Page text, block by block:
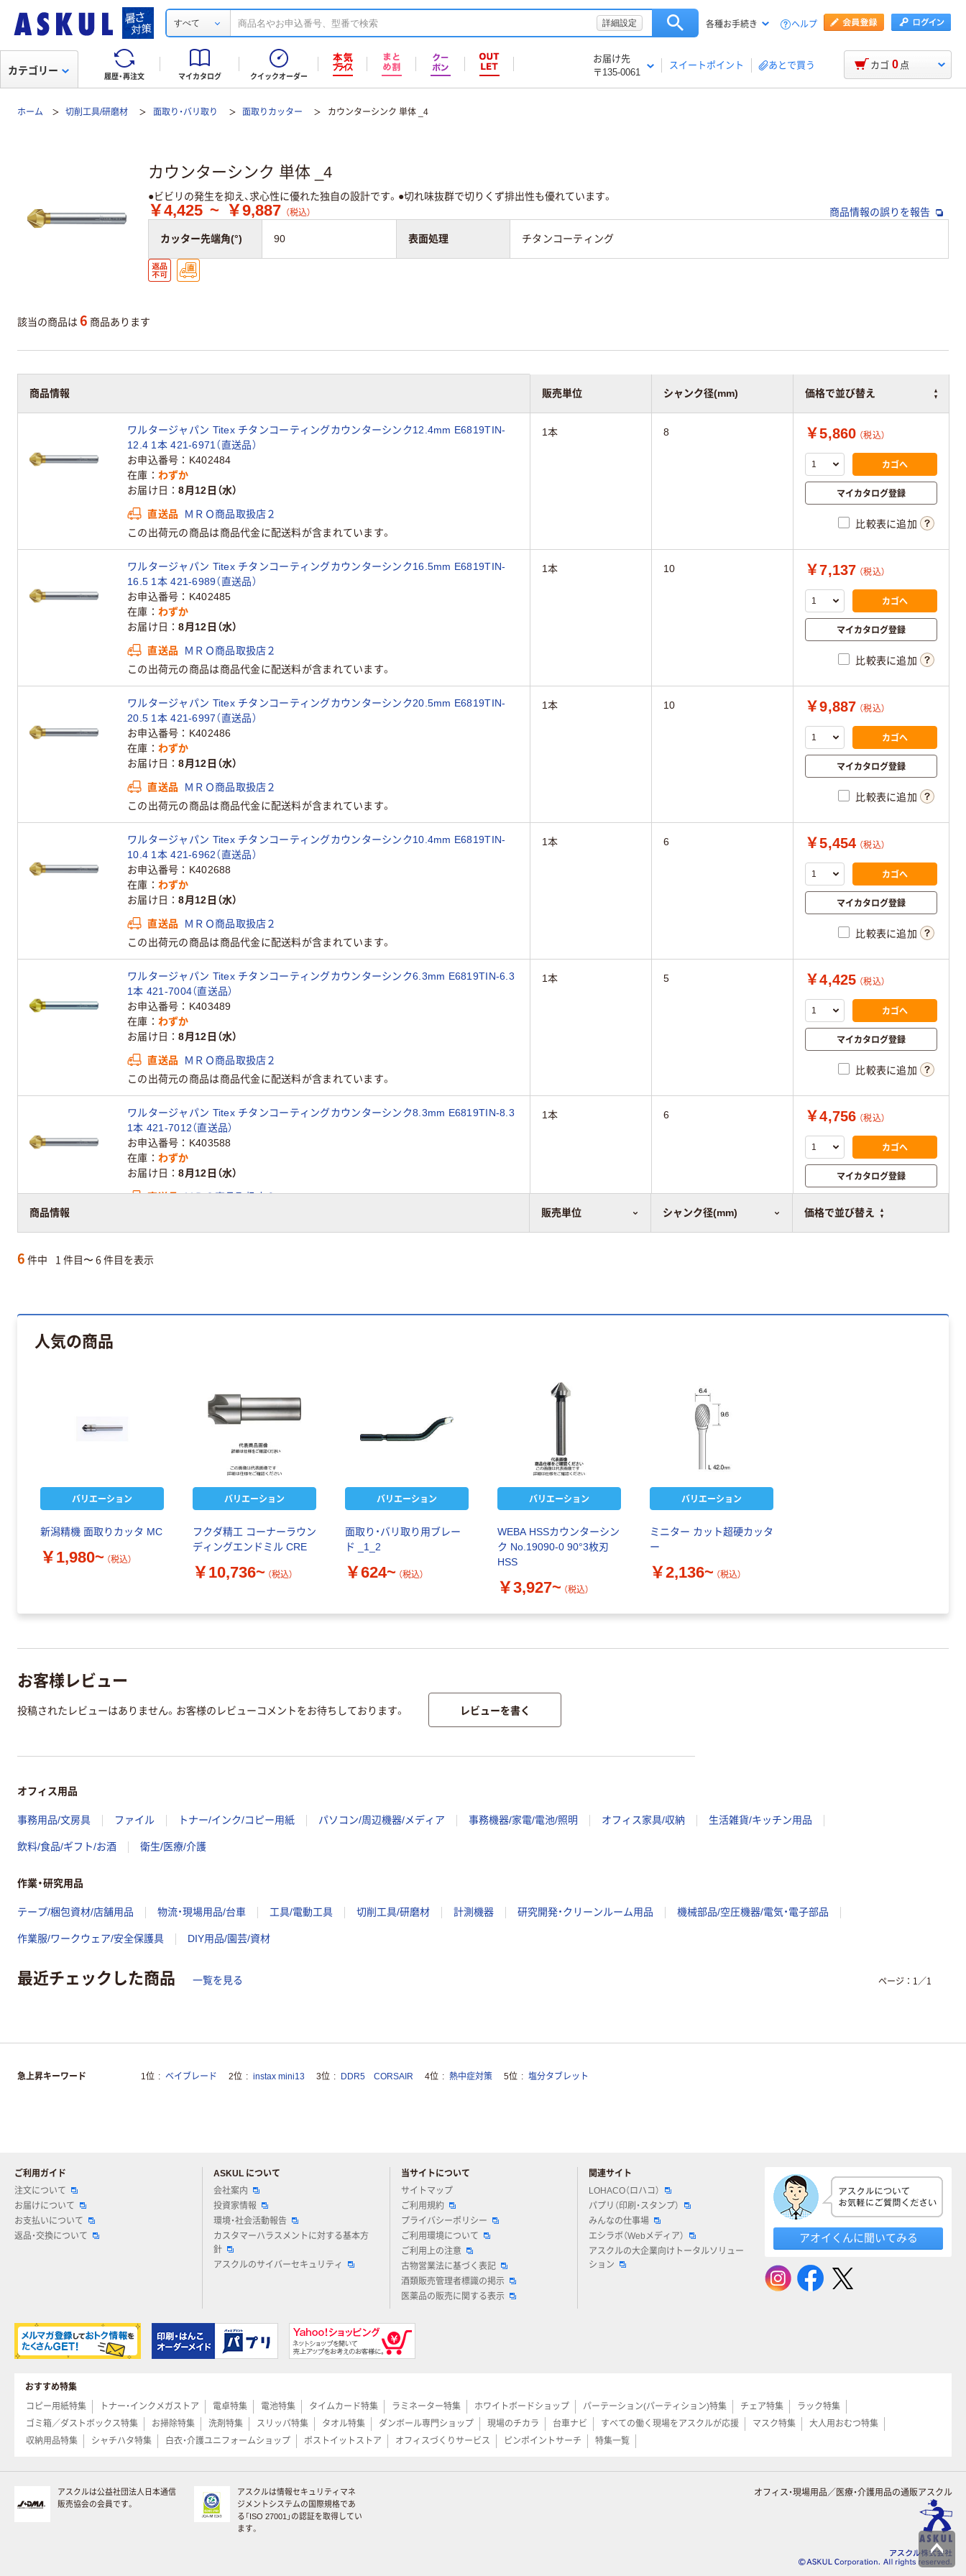
すべて 詳細設定 各種お手続き ヘルプ
履歴・再注文 マイカタログ クイックオーダー
お届け先
〒135-0061
スイートポイント あとで買う
カテゴリー カゴ 0 点
ホーム 切削工具/研磨材 面取り・バリ取り 面取りカッター カウンターシンク 単体 _4
カウンターシンク 単体 _4
●ビビリの発生を抑え、求心性に優れた独自の設計です。●切れ味抜群で切りくず排出性も優れています。
￥4,425 ~ ￥9,887 （税込） 商品情報の誤りを報告
カッター先端角(°) 90 表面処理 チタンコーティング
該当の商品は 6 商品あります
商品情報 販売単位 シャンク径(mm) 価格で並び替え
商品情報 販売単位 シャンク径(mm) 価格で並び替え
ワルタージャパン Titex チタンコーティングカウンターシンク12.4mm E6819TIN-
12.4 1本 421-6971（直送品）
お申込番号
K402484
在庫
わずか
お届け日
8月12日（水）
直送品
ＭＲＯ商品取扱店２
この出荷元の商品は商品代金に配送料が含まれています。
1本 8 ￥5,860 （税込）
カゴへ
マイカタログ登録
比較表に追加
ワルタージャパン Titex チタンコーティングカウンターシンク16.5mm E6819TIN-
16.5 1本 421-6989（直送品）
お申込番号
K402485
在庫
わずか
お届け日
8月12日（水）
直送品
ＭＲＯ商品取扱店２
この出荷元の商品は商品代金に配送料が含まれています。
1本 10 ￥7,137 （税込）
カゴへ
マイカタログ登録
比較表に追加
ワルタージャパン Titex チタンコーティングカウンターシンク20.5mm E6819TIN-
20.5 1本 421-6997（直送品）
お申込番号
K402486
在庫
わずか
お届け日
8月12日（水）
直送品
ＭＲＯ商品取扱店２
この出荷元の商品は商品代金に配送料が含まれています。
1本 10 ￥9,887 （税込）
カゴへ
マイカタログ登録
比較表に追加
ワルタージャパン Titex チタンコーティングカウンターシンク10.4mm E6819TIN-
10.4 1本 421-6962（直送品）
お申込番号
K402688
在庫
わずか
お届け日
8月12日（水）
直送品
ＭＲＯ商品取扱店２
この出荷元の商品は商品代金に配送料が含まれています。
1本 6 ￥5,454 （税込）
カゴへ
マイカタログ登録
比較表に追加
ワルタージャパン Titex チタンコーティングカウンターシンク6.3mm E6819TIN-6.3
1本 421-7004（直送品）
お申込番号
K403489
在庫
わずか
お届け日
8月12日（水）
直送品
ＭＲＯ商品取扱店２
この出荷元の商品は商品代金に配送料が含まれています。
1本 5 ￥4,425 （税込）
カゴへ
マイカタログ登録
比較表に追加
ワルタージャパン Titex チタンコーティングカウンターシンク8.3mm E6819TIN-8.3
1本 421-7012（直送品）
お申込番号
K403588
在庫
わずか
お届け日
8月12日（水）
直送品 ＭＲＯ商品取扱店２
1本 6 ￥4,756 （税込）
カゴへ
マイカタログ登録
比較表に追加
6 件中 1 件目〜 6 件目を表示
人気の商品
バリエーション
新潟精機 面取りカッタ MC
￥1,980~ （税込）
バリエーション
フクダ精工 コーナーラウン
ディングエンドミル CRE
￥10,736~ （税込）
バリエーション
面取り・バリ取り用ブレー
ド _1_2
￥624~ （税込）
バリエーション
WEBA HSSカウンターシン
ク No.19090-0 90°3枚刃
HSS
￥3,927~ （税込）
バリエーション
ミニター カット超硬カッタ
ー
￥2,136~ （税込）
お客様レビュー
投稿されたレビューはありません。お客様のレビューコメントをお待ちしております。 レビューを書く
オフィス用品
事務用品/文房具 ファイル トナー/インク/コピー用紙 パソコン/周辺機器/メディア 事務機器/家電/電池/照明 オフィス家具/収納 生活雑貨/キッチン用品
飲料/食品/ギフト/お酒 衛生/医療/介護
作業・研究用品
テープ/梱包資材/店舗用品 物流・現場用品/台車 工具/電動工具 切削工具/研磨材 計測機器 研究開発・クリーンルーム用品 機械部品/空圧機器/電気・電子部品
作業服/ワークウェア/安全保護具 DIY用品/園芸/資材
最近チェックした商品 一覧を見る ページ： 1 ／1
急上昇キーワード 1位 ベイブレード 2位 instax mini13 3位 DDR5 CORSAIR 4位 熱中症対策 5位 塩分タブレット
ご利用ガイド
注文について
お届けについて
お支払いについて
返品・交換について
ASKUL について
会社案内
投資家情報
環境・社会活動報告
カスタマーハラスメントに対する基本方
針
アスクルのサイバーセキュリティ
当サイトについて
サイトマップ
ご利用規約
プライバシーポリシー
ご利用環境について
ご利用上の注意
古物営業法に基づく表記
酒類販売管理者標識の掲示
医薬品の販売に関する表示
関連サイト
LOHACO（ロハコ）
パプリ（印刷・スタンプ）
みんなの仕事場
エシラボ（Webメディア）
アスクルの大企業向けトータルソリュー
ション
アスクルについてお気軽にご質問ください
アオイくんに聞いてみる
おすすめ特集
コピー用紙特集
トナー・インクメガストア 電卓特集 電池特集 タイムカード特集 ラミネーター特集 ホワイトボードショップ パーテーション(パーティション)特集 チェア特集
ラック特集
ゴミ箱／ダストボックス特集
お掃除特集 洗剤特集 スリッパ特集 タオル特集 ダンボール専門ショップ 現場のチカラ 台車ナビ すべての働く現場をアスクルが応援 マスク特集
大人用おむつ特集
収納用品特集
シャチハタ特集 白衣・介護ユニフォームショップ ポストイットストア オフィスづくりサービス ピンポイントサーチ 特集一覧
アスクルは公益社団法人日本通信
販売協会の会員です。
アスクルは情報セキュリティマネ
ジメントシステムの国際規格であ
る「ISO 27001」の認証を取得してい
ます。
オフィス・現場用品／医療・介護用品の通販アスクル